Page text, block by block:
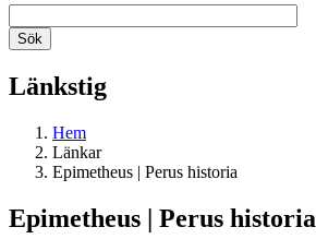
Länkstig
Hem
Länkar
Epimetheus | Perus historia
Epimetheus | Perus historia